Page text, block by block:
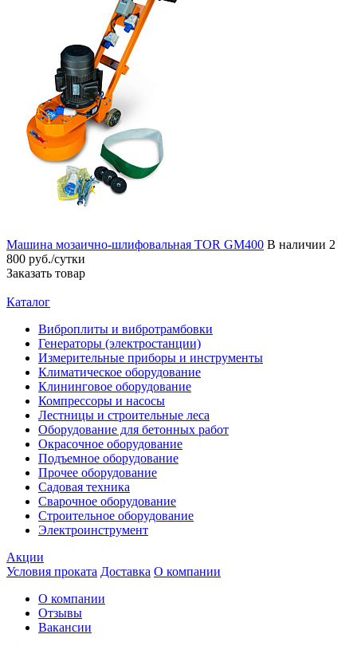
Машина мозаично-шлифовальная TOR GM400 В наличии 2
800 руб./сутки
Заказать товар
Каталог
Виброплиты и вибротрамбовки
Генераторы (электростанции)
Измерительные приборы и инструменты
Климатическое оборудование
Клининговое оборудование
Компрессоры и насосы
Лестницы и строительные леса
Оборудование для бетонных работ
Окрасочное оборудование
Подъемное оборудование
Прочее оборудование
Садовая техника
Сварочное оборудование
Строительное оборудование
Электроинструмент
Акции
Условия проката Доставка О компании
О компании
Отзывы
Вакансии